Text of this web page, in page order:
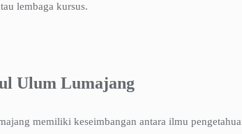
lembaga kursus.
Ulum Lumajang
memiliki keseimbangan antara ilmu